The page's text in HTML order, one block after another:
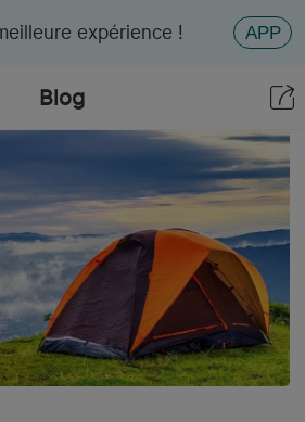
expérience ! APP
Blog